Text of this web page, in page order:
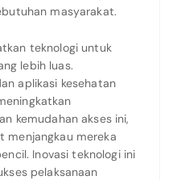
masyarakat.
teknologi untuk
lebih luas.
aplikasi kesehatan
kemudahan akses ini,
menjangkau mereka
Inovasi teknologi ini
pelaksanaan